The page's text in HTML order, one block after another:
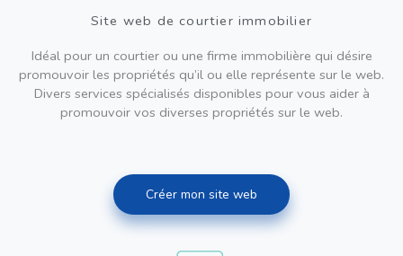
Site web de courtier immobilier
Idéal pour un courtier ou une firme immobilière qui désire
promouvoir les propriétés qu’il ou elle représente sur le web.
Divers services spécialisés disponibles pour vous aider à
promouvoir vos diverses propriétés sur le web.
Créer mon site web